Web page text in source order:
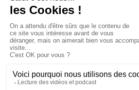
Devenir
© Copyright 2008 / 2026,DECODE
Company.All Rights